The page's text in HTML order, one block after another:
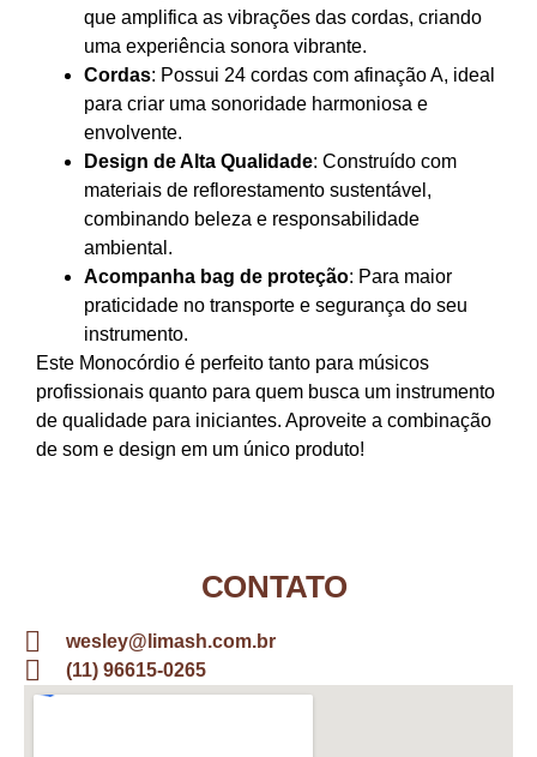
que amplifica as vibrações das cordas, criando
uma experiência sonora vibrante.
Cordas: Possui 24 cordas com afinação A, ideal
para criar uma sonoridade harmoniosa e
envolvente.
Design de Alta Qualidade: Construído com
materiais de reflorestamento sustentável,
combinando beleza e responsabilidade
ambiental.
Acompanha bag de proteção: Para maior
praticidade no transporte e segurança do seu
instrumento.
Este Monocórdio é perfeito tanto para músicos
profissionais quanto para quem busca um instrumento
de qualidade para iniciantes. Aproveite a combinação
de som e design em um único produto!
CONTATO
wesley@limash.com.br
(11) 96615-0265